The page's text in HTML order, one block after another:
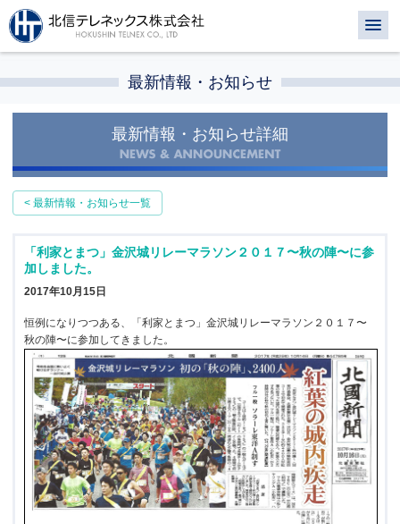
最新情報・お知らせ
最新情報・お知らせ詳細
< 最新情報・お知らせ一覧
「利家とまつ」金沢城リレーマラソン２０１７〜秋の陣〜に参
加しました。
2017年10月15日
恒例になりつつある、「利家とまつ」金沢城リレーマラソン２０１７〜
秋の陣〜に参加してきました。